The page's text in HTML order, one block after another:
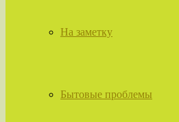
На заметку
Бытовые проблемы